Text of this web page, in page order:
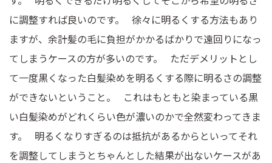
に調整すれば良いのです。 徐々に明るくする方法もあり
ますが、余計髪の毛に負担がかかるばかりで遠回りになっ
てしまうケースの方が多いのです。 ただデメリットとし
て一度黒くなった白髪染めを明るくする際に明るさの調整
ができないということ。 これはもともと染まっている黒
い白髪染めがどれくらい色が濃いのかで全然変わってきま
す。 明るくなりすぎるのは抵抗があるからといってそれ
を調整してしまうとちゃんとした結果が出ないケースがあ